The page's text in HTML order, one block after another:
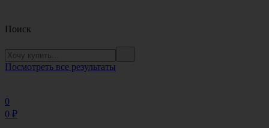
Поиск
Посмотреть все результаты
0
0 ₽